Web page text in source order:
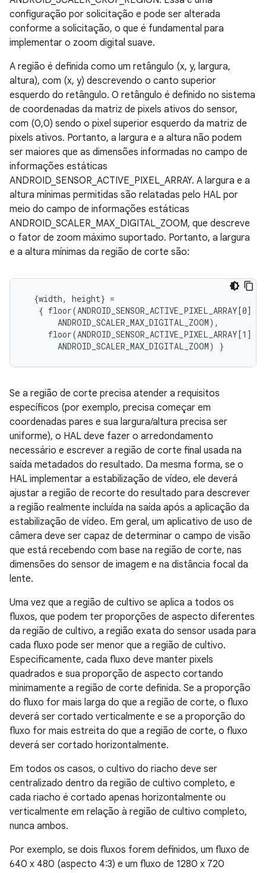
configuração por solicitação e pode ser alterada
conforme a solicitação, o que é fundamental para
implementar o zoom digital suave.
A região é definida como um retângulo (x, y, largura,
altura), com (x, y) descrevendo o canto superior
esquerdo do retângulo. O retângulo é definido no sistema
de coordenadas da matriz de pixels ativos do sensor,
com (0,0) sendo o pixel superior esquerdo da matriz de
pixels ativos. Portanto, a largura e a altura não podem
ser maiores que as dimensões informadas no campo de
informações estáticas
ANDROID_SENSOR_ACTIVE_PIXEL_ARRAY. A largura e a
altura mínimas permitidas são relatadas pelo HAL por
meio do campo de informações estáticas
ANDROID_SCALER_MAX_DIGITAL_ZOOM, que descreve
o fator de zoom máximo suportado. Portanto, a largura
e a altura mínimas da região de corte são:
  {width, height} =
   { floor(ANDROID_SENSOR_ACTIVE_PIXEL_ARRAY[0] /
       ANDROID_SCALER_MAX_DIGITAL_ZOOM),
     floor(ANDROID_SENSOR_ACTIVE_PIXEL_ARRAY[1] /
Se a região de corte precisa atender a requisitos
específicos (por exemplo, precisa começar em
coordenadas pares e sua largura/altura precisa ser
uniforme), o HAL deve fazer o arredondamento
necessário e escrever a região de corte final usada na
saída metadados do resultado. Da mesma forma, se o
HAL implementar a estabilização de vídeo, ele deverá
ajustar a região de recorte do resultado para descrever
a região realmente incluída na saída após a aplicação da
estabilização de vídeo. Em geral, um aplicativo de uso de
câmera deve ser capaz de determinar o campo de visão
que está recebendo com base na região de corte, nas
dimensões do sensor de imagem e na distância focal da
lente.
Uma vez que a região de cultivo se aplica a todos os
fluxos, que podem ter proporções de aspecto diferentes
da região de cultivo, a região exata do sensor usada para
cada fluxo pode ser menor que a região de cultivo.
Especificamente, cada fluxo deve manter pixels
quadrados e sua proporção de aspecto cortando
minimamente a região de corte definida. Se a proporção
do fluxo for mais larga do que a região de corte, o fluxo
deverá ser cortado verticalmente e se a proporção do
fluxo for mais estreita do que a região de corte, o fluxo
deverá ser cortado horizontalmente.
Em todos os casos, o cultivo do riacho deve ser
centralizado dentro da região de cultivo completo, e
cada riacho é cortado apenas horizontalmente ou
verticalmente em relação à região de cultivo completo,
nunca ambos.
Por exemplo, se dois fluxos forem definidos, um fluxo de
640 x 480 (aspecto 4:3) e um fluxo de 1280 x 720